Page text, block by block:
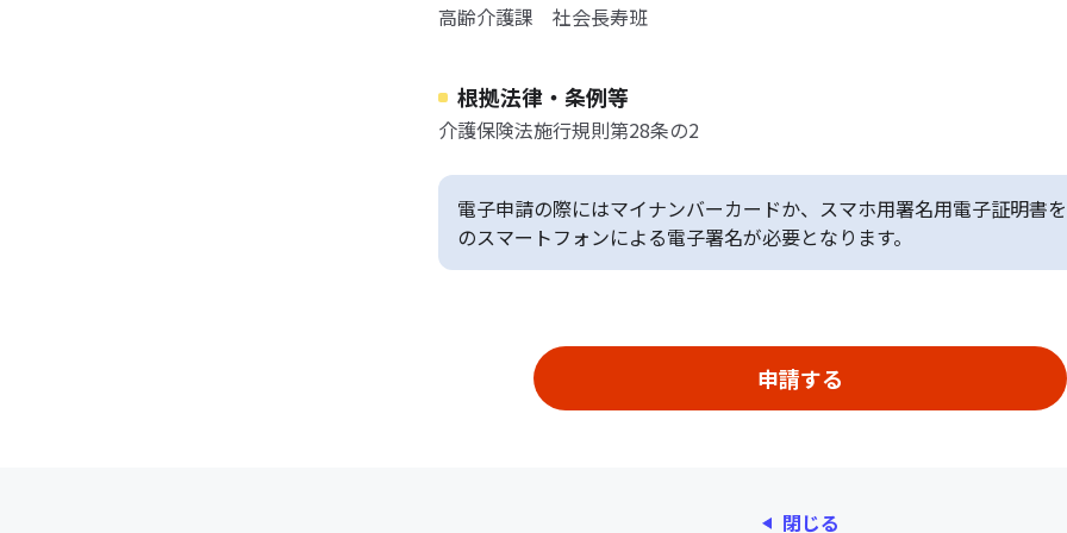
高齢介護課 社会長寿班
根拠法律・条例等
介護保険法施行規則第28条の2
電子申請の際にはマイナンバーカードか、スマホ用署名用電子証明書
のスマートフォンによる電子署名が必要となります。
閉じる